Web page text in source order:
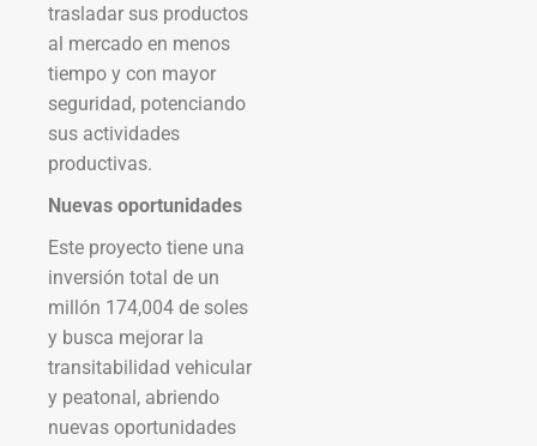
trasladar sus productos
al mercado en menos
tiempo y con mayor
seguridad, potenciando
sus actividades
productivas.
Nuevas oportunidades
Este proyecto tiene una
inversión total de un
millón 174,004 de soles
y busca mejorar la
transitabilidad vehicular
y peatonal, abriendo
nuevas oportunidades